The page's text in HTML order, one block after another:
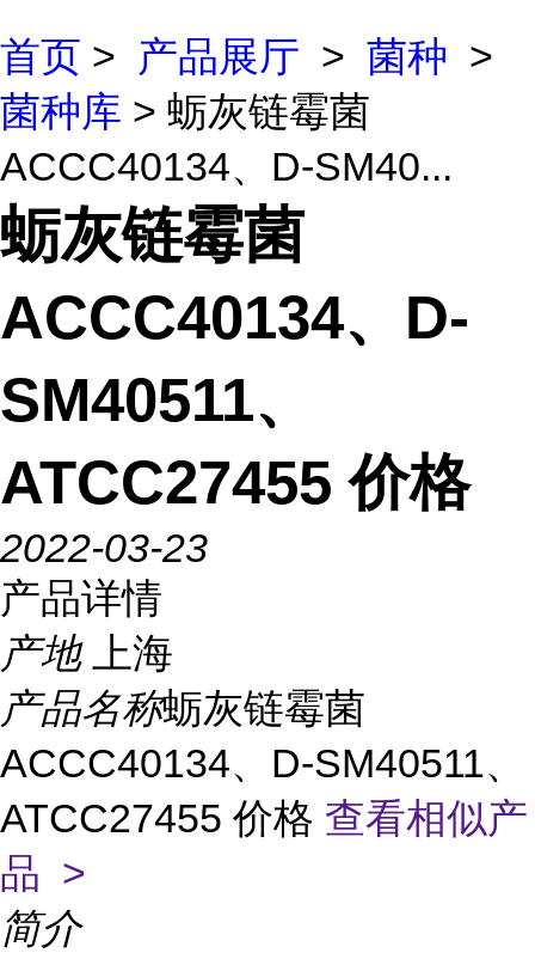
首页 > 产品展厅 > 菌种 >
菌种库 > 蛎灰链霉菌
ACCC40134、D-SM40...
蛎灰链霉菌
ACCC40134、D-
SM40511、
ATCC27455 价格
2022-03-23
产品详情
产地
上海
产品名称蛎灰链霉菌
ACCC40134、D-SM40511、
ATCC27455 价格 查看相似产
品 >
简介